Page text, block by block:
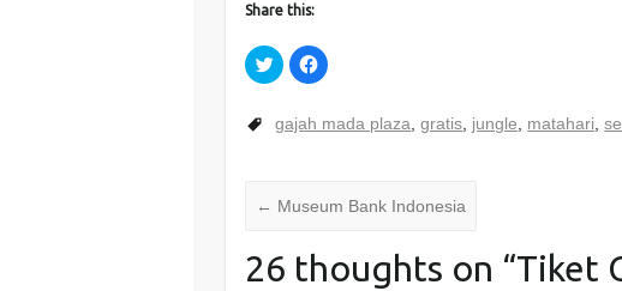
Share this:
C
l
k
t
r
e
T
w
C
l
k
t
r
e
F
a
gajah mada plaza ,gratis jungle matahari ,
← Museum Bank Indonesia
26 thoughts on “Tiket